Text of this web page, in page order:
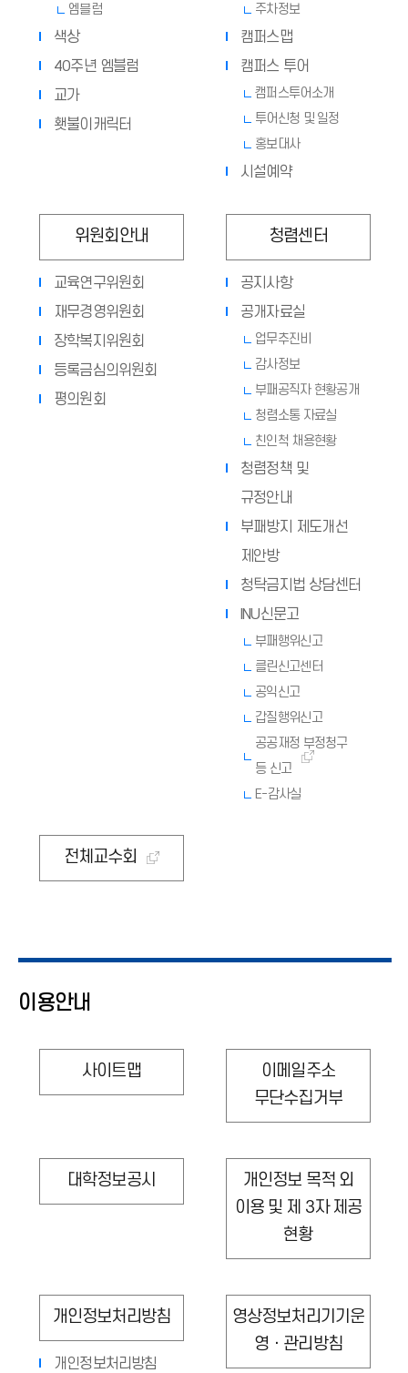
엠블럼
색상
40주년 엠블럼
교가
횃불이캐릭터
주차정보
캠퍼스맵
캠퍼스 투어
캠퍼스투어소개
투어신청 및 일정
홍보대사
시설예약
위원회안내
교육연구위원회
재무경영위원회
장학복지위원회
등록금심의위원회
평의원회
청렴센터
공지사항
공개자료실
업무추진비
감사정보
부패공직자 현황공개
청렴소통 자료실
친인척 채용현황
청렴정책 및
규정안내
부패방지 제도개선
제안방
청탁금지법 상담센터
INU신문고
부패행위신고
클린신고센터
공익신고
갑질행위신고
공공재정 부정청구
등 신고
E-감사실
전체교수회
이용안내
사이트맵
이메일주소
무단수집거부
대학정보공시
개인정보 목적 외
이용 및 제 3자 제공
현황
개인정보처리방침
개인정보처리방침
영상정보처리기기운
영ㆍ관리방침